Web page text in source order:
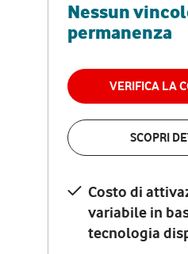
Nessun
permanenza
VERIFICA LA
SCOPRI
Costo di
variabile in
tecnologia
RETE
29,95€
Costo di
variabile